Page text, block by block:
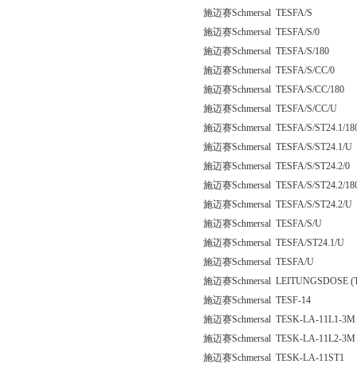
施迈赛Schmersal TESFA/S
施迈赛Schmersal TESFA/S/0
施迈赛Schmersal TESFA/S/180
施迈赛Schmersal TESFA/S/CC/0
施迈赛Schmersal TESFA/S/CC/180
施迈赛Schmersal TESFA/S/CC/U
施迈赛Schmersal TESFA/S/ST24.1/
施迈赛Schmersal TESFA/S/ST24.1/U
施迈赛Schmersal TESFA/S/ST24.2/0
施迈赛Schmersal TESFA/S/ST24.2/
施迈赛Schmersal TESFA/S/ST24.2/U
施迈赛Schmersal TESFA/S/U
施迈赛Schmersal TESFA/ST24.1/U
施迈赛Schmersal TESFA/U
施迈赛Schmersal LEITUNGSDOSE
施迈赛Schmersal TESF-14
施迈赛Schmersal TESK-LA-11L1-3M
施迈赛Schmersal TESK-LA-11L2-3M
施迈赛Schmersal TESK-LA-11ST1